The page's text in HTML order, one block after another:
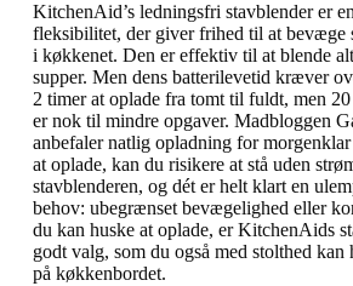
KitchenAid’s ledningsfri stavblender er
fleksibilitet, der giver frihed til at bevæge
i køkkenet. Den er effektiv til at blende
supper. Men dens batterilevetid kræver
2 timer at oplade fra tomt til fuldt, men
er nok til mindre opgaver. Madbloggen
anbefaler natlig opladning for
at oplade, kan du risikere at stå uden
stavblenderen, og dét er helt klart en
behov: ubegrænset bevægelighed eller
du kan huske at oplade, er KitchenAids
godt valg, som du også med stolthed kan
på køkkenbordet.